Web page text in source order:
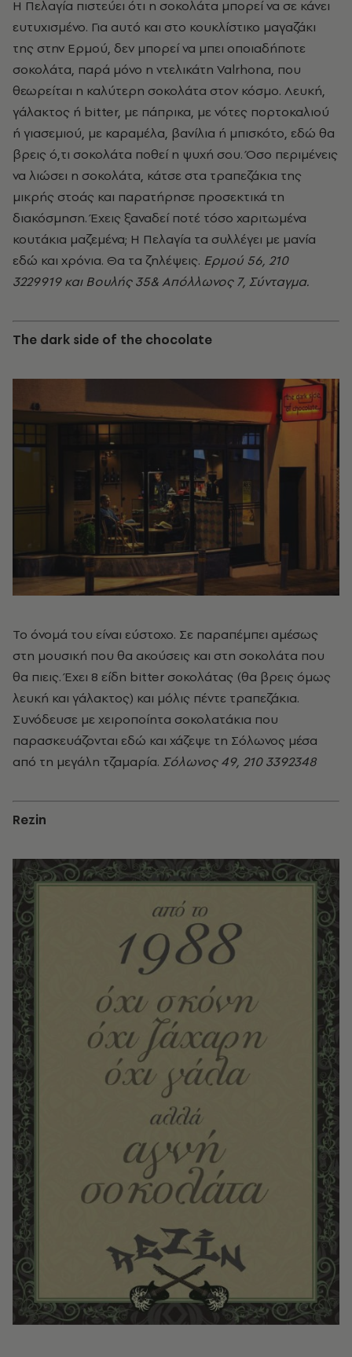
Η Πελαγία πιστεύει ότι η σοκολάτα μπορεί να σε κάνει
ευτυχισμένο. Για αυτό και στο κουκλίστικο μαγαζάκι
της στην Ερμού, δεν μπορεί να μπει οποιαδήποτε
σοκολάτα, παρά μόνο η ντελικάτη Valrhona, που
θεωρείται η καλύτερη σοκολάτα στον κόσμο. Λευκή,
γάλακτος ή bitter, με πάπρικα, με νότες πορτοκαλιού
ή γιασεμιού, με καραμέλα, βανίλια ή μπισκότο, εδώ θα
βρεις ό,τι σοκολάτα ποθεί η ψυχή σου. Όσο περιμένεις
να λιώσει η σοκολάτα, κάτσε στα τραπεζάκια της
μικρής στοάς και παρατήρησε προσεκτικά τη
διακόσμηση. Έχεις ξαναδεί ποτέ τόσο χαριτωμένα
κουτάκια μαζεμένα; Η Πελαγία τα συλλέγει με μανία
εδώ και χρόνια. Θα τα ζηλέψεις. Ερμού 56, 210
3229919 και Βουλής 35& Απόλλωνος 7, Σύνταγμα.
The dark side of the chocolate
Το όνομά του είναι εύστοχο. Σε παραπέμπει αμέσως
στη μουσική που θα ακούσεις και στη σοκολάτα που
θα πιεις. Έχει 8 είδη bitter σοκολάτας (θα βρεις όμως
λευκή και γάλακτος) και μόλις πέντε τραπεζάκια.
Συνόδευσε με χειροποίητα σοκολατάκια που
παρασκευάζονται εδώ και χάζεψε τη Σόλωνος μέσα
από τη μεγάλη τζαμαρία. Σόλωνος 49, 210 3392348
Rezin